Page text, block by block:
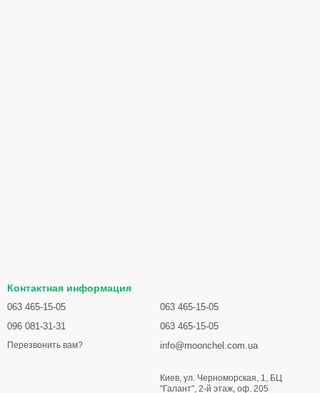
Контактная информация
063 465-15-05
096 081-31-31
Перезвонить вам?
063 465-15-05
063 465-15-05
info@moonchel.com.ua
Киев, ул. Черноморская, 1, БЦ
"Галант", 2-й этаж, оф. 205